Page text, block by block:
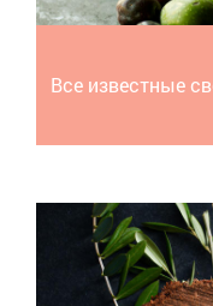
Все известные